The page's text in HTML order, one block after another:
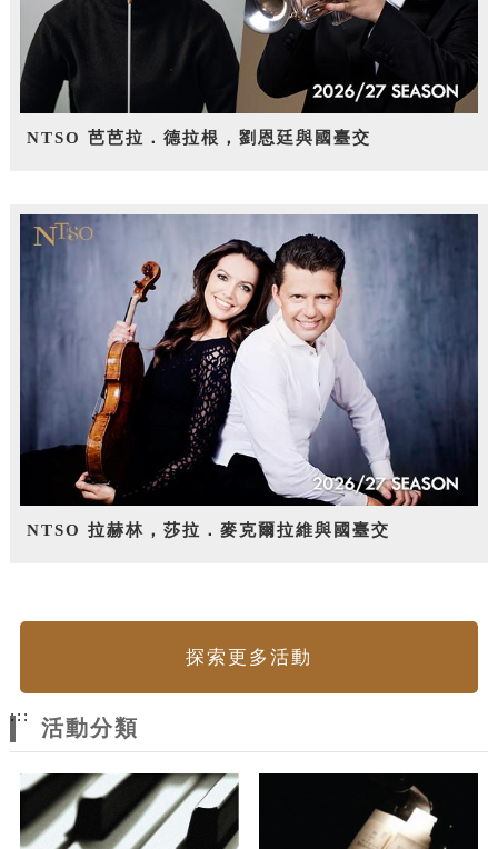
NTSO 芭芭拉．德拉根，劉恩廷與國臺交
NTSO 拉赫林，莎拉．麥克爾拉維與國臺交
探索更多活動
:::
活動分類